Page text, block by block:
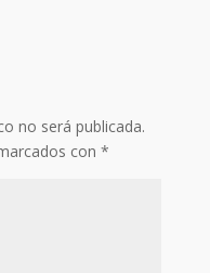
no será publicada.
con *